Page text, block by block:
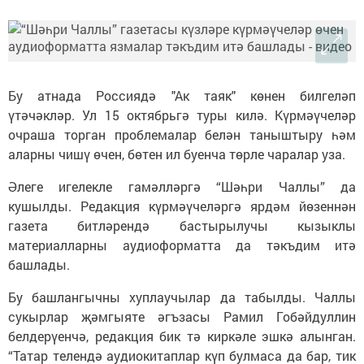
Бу атнада Россиядә "Ак таяк" көнен билгеләп
үтәчәкләр. Ул 15 октябрьгә туры килә. Күрмәүчеләр
очраша торган проблемалар белән таныштыру һәм
аларны чишү өчен, бөтен ил буенча төрле чаралар уза.
Әлеге игелекле гамәлләргә “Шәһри Чаллы” да
кушылды. Редакция күрмәүчеләргә ярдәм йөзеннән
газета битләрендә бастырылучы кызыклы
материалларны аудиоформатта да тәкъдим итә
башлады.
Бу башлангычны хуплаучылар да табылды. Чаллы
сукырлар җәмгыяте әгъзасы Рамил Гобәйдуллин
белдерүенчә, редакция бик тә киркәле эшкә алынган.
“Татар телендә аудиокитаплар күп булмаса да бар, тик